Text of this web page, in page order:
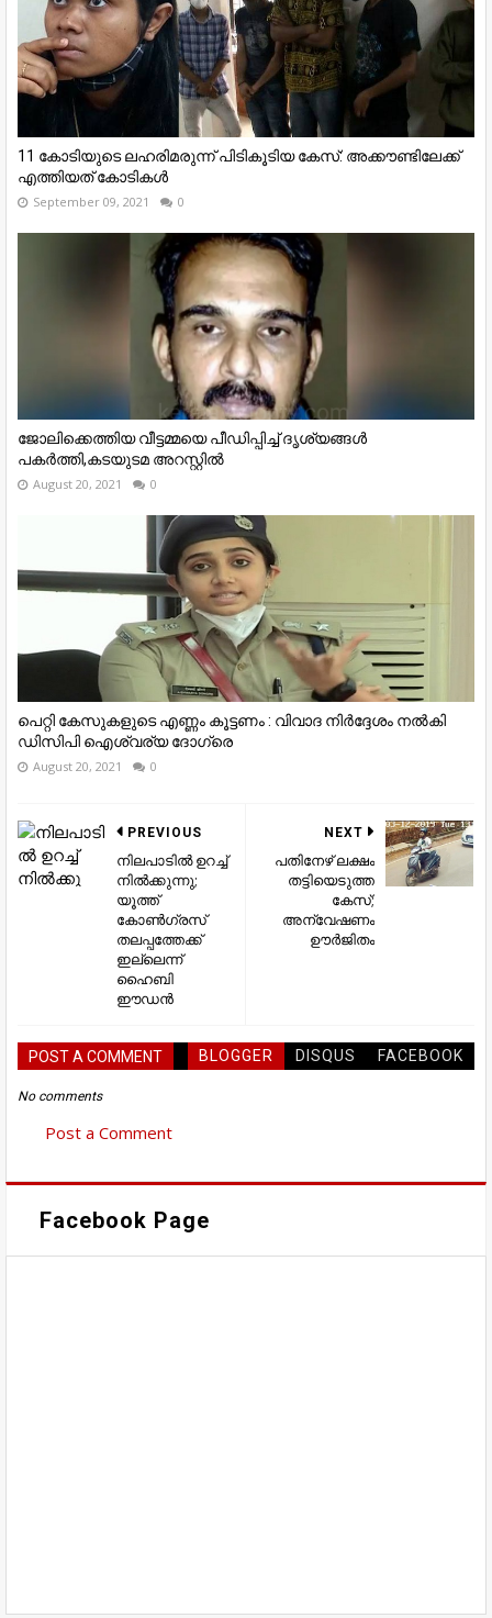
11 കോടിയുടെ ലഹരിമരുന്ന് പിടികൂടിയ കേസ്: അക്കൗണ്ടിലേക്ക്
എത്തിയത് കോടികള്‍
September 09, 2021 0
ജോലിക്കെത്തിയ വീട്ടമ്മയെ പീഡിപ്പിച്ച് ദൃശ്യങ്ങൾ
പകർത്തി,കടയുടമ അറസ്റ്റിൽ
August 20, 2021 0
പെറ്റി കേസുകളുടെ എണ്ണം കൂട്ടണം : വിവാദ നിർദ്ദേശം നൽകി
ഡിസിപി ഐശ്വര്യ ദോഗ്രെ
August 20, 2021 0
NEXT
പതിനേഴ് ലക്ഷം
തട്ടിയെടുത്ത
കേസ്;
അന്വേഷണം
ഊർജിതം
PREVIOUS
നിലപാടിൽ ഉറച്ച്
നിൽക്കുന്നു;
യൂത്ത്
കോൺഗ്രസ്
തലപ്പത്തേക്ക്
ഇല്ലെന്ന്
ഹൈബി
ഈഡൻ
POST A COMMENT BLOGGER DISQUS FACEBOOK
No comments
Post a Comment
Facebook Page